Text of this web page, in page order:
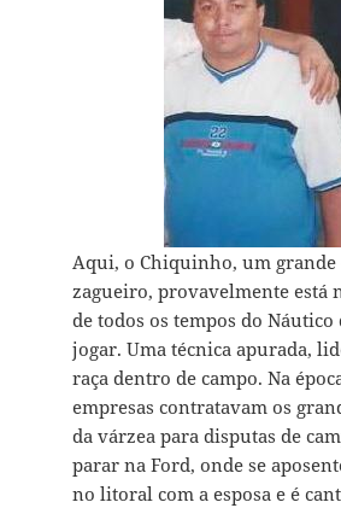
Aqui, o Chiquinho, um
zagueiro, provavelmente está
de todos os tempos do
jogar. Uma técnica apurada,
raça dentro de campo. Na
empresas contratavam os
da várzea para disputas de
parar na Ford, onde se
no litoral com a esposa e é